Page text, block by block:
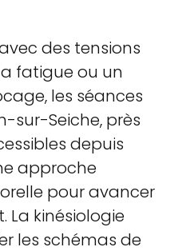
des tensions
fatigue ou un
les séances
sur-Seiche, près
depuis
approche
pour avancer
La kinésiologie
les schémas de